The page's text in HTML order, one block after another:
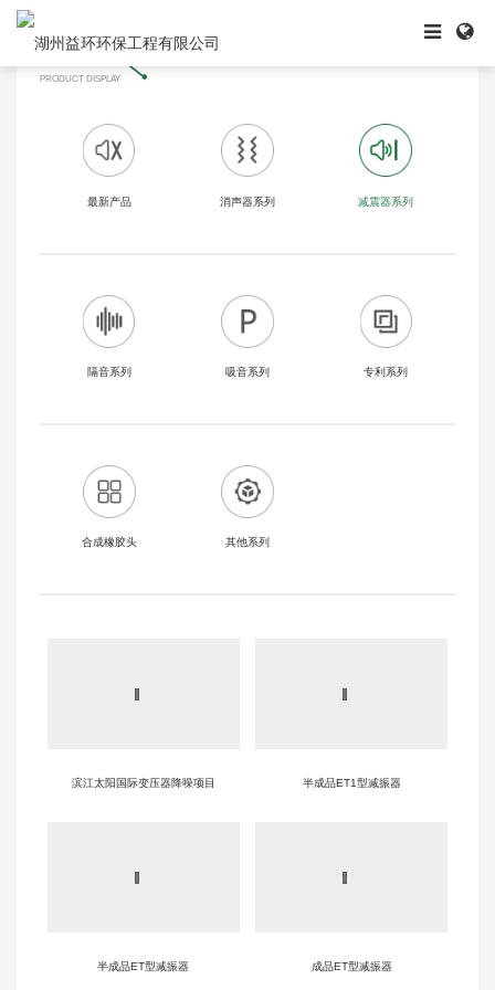
产品展示
产品展示
PRODUCT DISPLAY
最新产品 消声器系列 减震器系列
隔音系列 吸音系列 专利系列
合成橡胶头 其他系列
滨江太阳国际变压器降噪项目 半成品ET1型减振器
半成品ET型减振器 成品ET型减振器